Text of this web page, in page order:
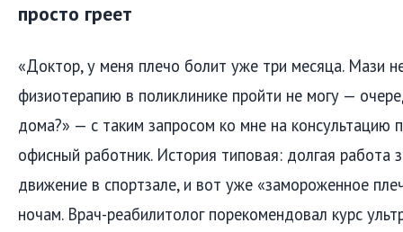
просто греет
«Доктор, у меня плечо болит уже три месяца. Мази
физиотерапию в поликлинике пройти не могу —
дома?» — с таким запросом ко мне на консультацию
офисный работник. История типовая: долгая работа
движение в спортзале, и вот уже «замороженное
ночам. Врач-реабилитолог порекомендовал курс